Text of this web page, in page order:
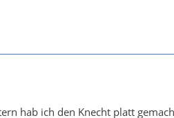
hab ich den Knecht platt